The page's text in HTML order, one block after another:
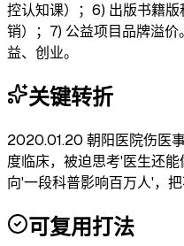
控认知课）；6) 出版书籍
销）；7) 公益项目品牌溢
益、创业。
关键转折
2020.01.20 朝阳医院伤医
度临床，被迫思考'医生还
向'一段科普影响百万人'，
可复用打法